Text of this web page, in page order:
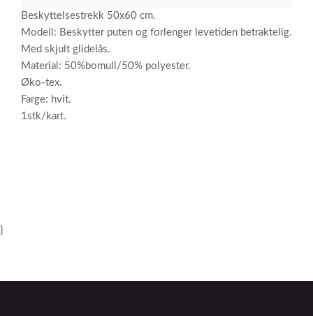
Beskyttelsestrekk 50x60 cm.
Modell: Beskytter puten og forlenger levetiden betraktelig.
Med skjult glidelås.
Material: 50%bomull/50% polyester.
Øko-tex.
Farge: hvit.
1stk/kart.
}